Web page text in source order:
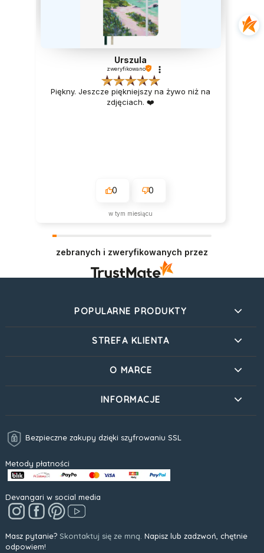
Urszula
zweryfikowano
Piękny. Jeszcze piękniejszy na żywo niż na
zdjęciach. ❤️
0 0
w tym miesiącu
zebranych i zweryfikowanych przez
POPULARNE PRODUKTY
STREFA KLIENTA
O MARCE
INFORMACJE
Bezpieczne zakupy dzięki szyfrowaniu SSL
Metody płatności
Devangari w social media
Masz pytanie? Skontaktuj się ze mną. Napisz lub zadzwoń, chętnie
odpowiem!